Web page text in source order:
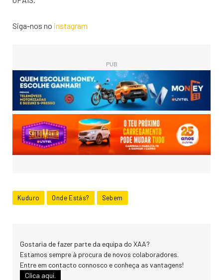
Siga-nos no instagram
PUB
Kuduro Onde Estás? Sebem
Gostaria de fazer parte da equipa do XAA?
Estamos sempre à procura de novos colaboradores.
Entre em contacto connosco e conheça as vantagens!
Clica aqui.